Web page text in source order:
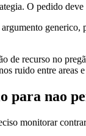
O pedido
de recurso no
ruido entre areas
para nao
monitorar